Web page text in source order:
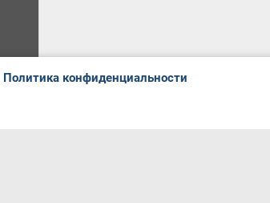
Политика конфиденциальности